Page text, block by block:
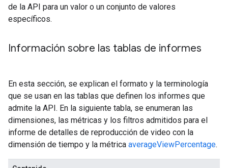
de la API para un valor o un conjunto de valores
específicos.
Información sobre las tablas de informes
En esta sección, se explican el formato y la terminología
que se usan en las tablas que definen los informes que
admite la API. En la siguiente tabla, se enumeran las
dimensiones, las métricas y los filtros admitidos para el
informe de detalles de reproducción de video con la
dimensión de tiempo y la métrica averageViewPercentage.